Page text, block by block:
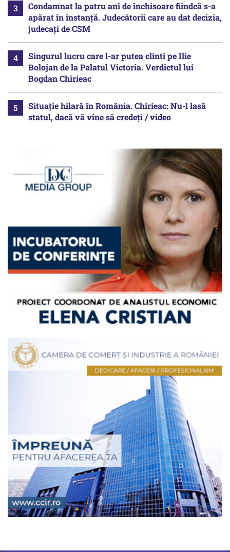
Condamnat la patru ani de închisoare fiindcă s-a
apărat în instanță. Judecătorii care au dat decizia,
judecați de CSM
Singurul lucru care l-ar putea clinti pe Ilie
Bolojan de la Palatul Victoria. Verdictul lui
Bogdan Chirieac
Situație hilară în România. Chirieac: Nu-l lasă
statul, dacă vă vine să credeți / video